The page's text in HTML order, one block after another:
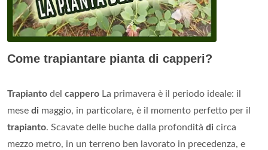
Come trapiantare pianta di capperi?
Trapianto del cappero La primavera è il periodo ideale: il
mese di maggio, in particolare, è il momento perfetto per il
trapianto. Scavate delle buche dalla profondità di circa
mezzo metro, in un terreno ben lavorato in precedenza, e